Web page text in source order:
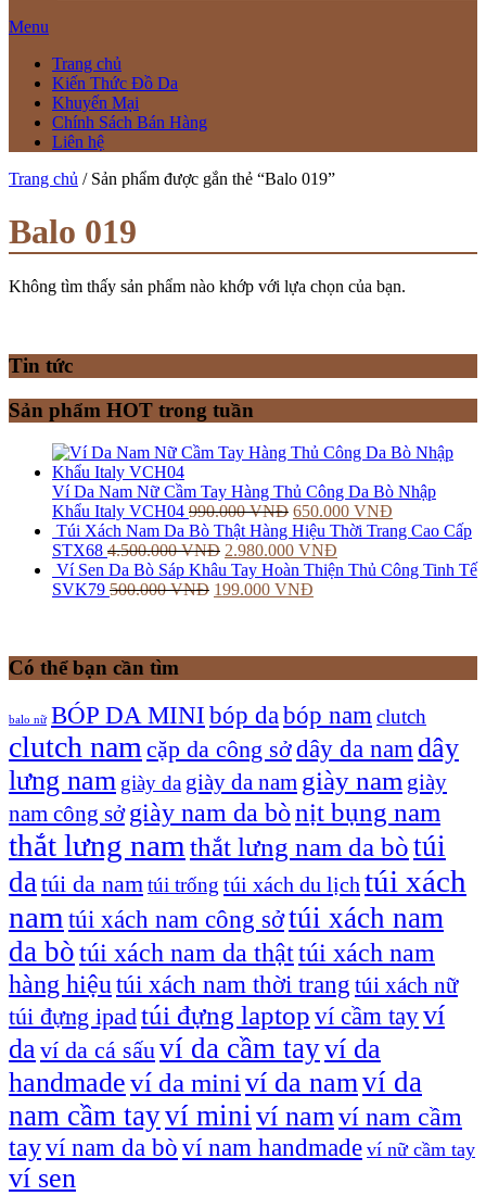
Menu
Trang chủ
Kiến Thức Đồ Da
Khuyến Mại
Chính Sách Bán Hàng
Liên hệ
Trang chủ / Sản phẩm được gắn thẻ “Balo 019”
Balo 019
Không tìm thấy sản phẩm nào khớp với lựa chọn của bạn.
Tin tức
Sản phẩm HOT trong tuần
Ví Da Nam Nữ Cầm Tay Hàng Thủ Công Da Bò Nhập
Khẩu Italy VCH04 990.000VNĐ 650.000 VNĐ
Túi Xách Nam Da Bò Thật Hàng Hiệu Thời Trang Cao Cấp
STX68 4.500.000VNĐ 2.980.000 VNĐ
Ví Sen Da Bò Sáp Khâu Tay Hoàn Thiện Thủ Công Tinh Tế
SVK79 500.000VNĐ 199.000 VNĐ
Có thể bạn cần tìm
balo nữ BÓP DA MINI bóp dabóp nam clutch
clutch nam cặp da công sởdây da nam dây
lưng nam giày da giày da nam giày nam giày
nam công sở giày nam da bònịt bụng nam
thắt lưng nam thắt lưng nam da bòtúi
datúi da namtúi trống túi xách du lịch túi xách
nam túi xách nam công sởtúi xách nam
da bòtúi xách nam da thậttúi xách nam
hàng hiệu túi xách nam thời trang túi xách nữ
túi đựng ipadtúi đựng laptop ví cầm tayví
daví da cá sấuví da cầm tayví da
handmadeví da mini ví da namví da
nam cầm tayví miniví namví nam cầm
tayví nam da bò ví nam handmade ví nữ cầm tay
ví sen